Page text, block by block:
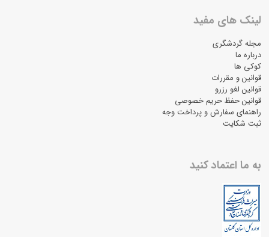
لینک های مفید
مجله گردشگری
درباره ما
کوکی ها
قوانین و مقررات
قوانین لغو رزرو
قوانین حفظ حریم خصوصی
راهنمای سفارش و پرداخت وجه
ثبت شکایت
به ما اعتماد کنید